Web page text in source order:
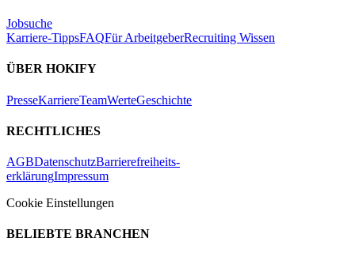
Jobsuche
Karriere-TippsFAQFür ArbeitgeberRecruiting Wissen
ÜBER HOKIFY
PresseKarriereTeamWerteGeschichte
RECHTLICHES
AGBDatenschutzBarrierefreiheits-
erklärungImpressum
Cookie Einstellungen
BELIEBTE BRANCHEN